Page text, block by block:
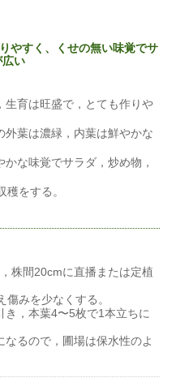
やすく、くせの無い味覚でサ
広い
生育は旺盛で，とても作りや
外葉は濃緑，内葉は鮮やかな
な味覚でサラダ，炒め物，
をする。
株間20cmに直播または定植
みを少なくする。
，本葉4〜5枚で1本立ちに
るので，圃場は保水性のよ